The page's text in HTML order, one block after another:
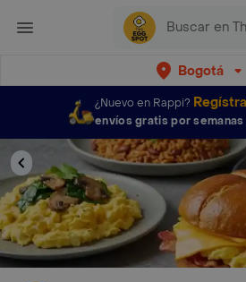
Bogotá
¿Nuevo en Rappi?
envíos gratis por semanas